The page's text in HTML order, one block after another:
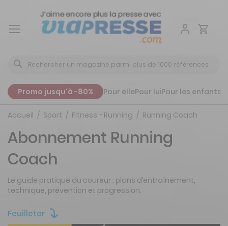
Aller
Promo jusqu'à -80% Pour ellePour luiPour les enfants
Accueil Sport Fitness - Running Running Coach
Feuilleter
Abonnement Running
Coach
Le guide pratique du coureur : plans d’entraînement,
technique, prévention et progression.